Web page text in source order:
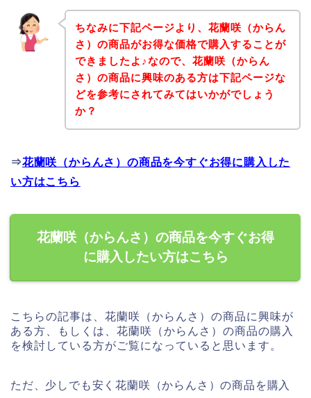
ちなみに下記ページより、花蘭咲（からん
さ）の商品がお得な価格で購入することが
できましたよ♪なので、花蘭咲（からん
さ）の商品に興味のある方は下記ページな
どを参考にされてみてはいかがでしょう
か？
⇒花蘭咲（からんさ）の商品を今すぐお得に購入した
い方はこちら
花蘭咲（からんさ）の商品を今すぐお得
に購入したい方はこちら
こちらの記事は、花蘭咲（からんさ）の商品に興味が
ある方、もしくは、花蘭咲（からんさ）の商品の購入
を検討している方がご覧になっていると思います。
ただ、少しでも安く花蘭咲（からんさ）の商品を購入